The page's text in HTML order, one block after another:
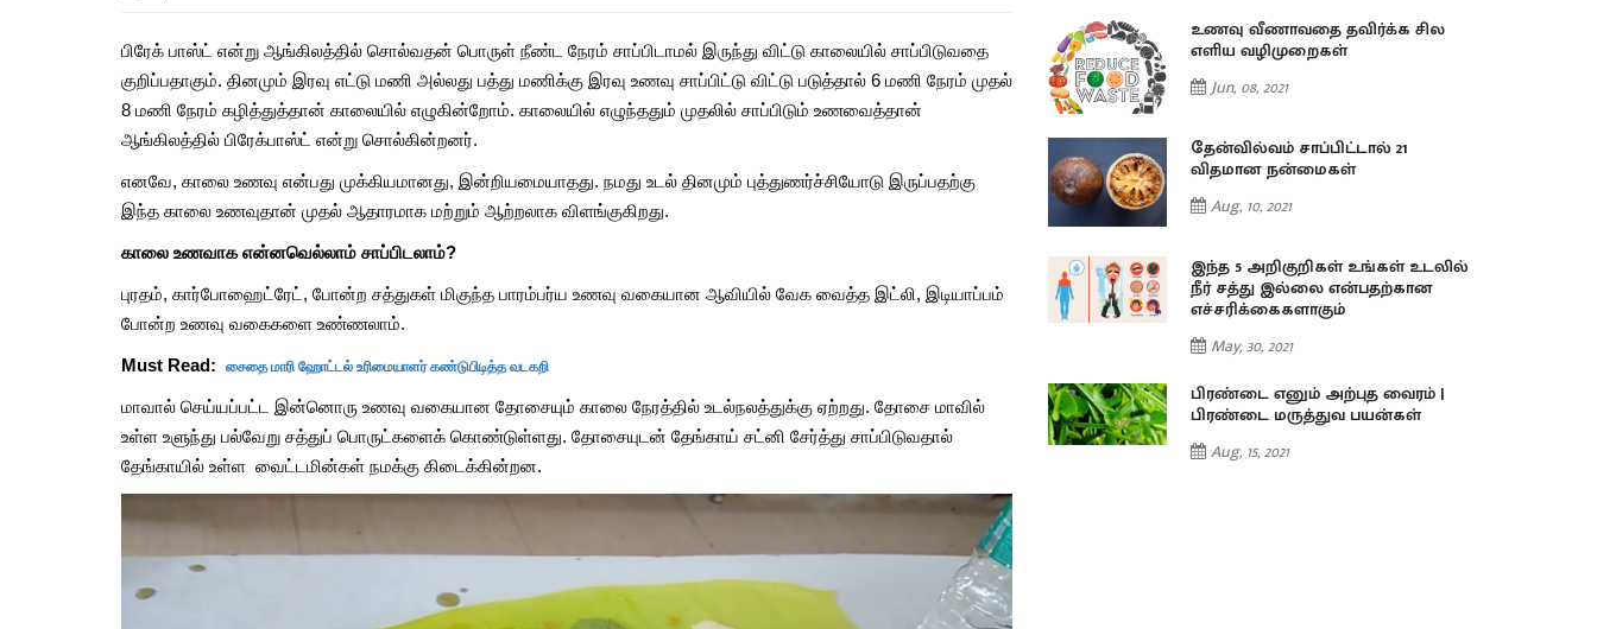
பிரேக் பாஸ்ட் என்று ஆங்கிலத்தில் சொல்வதன் பொருள் நீண்ட நேரம் சாப்பிடாமல் இருந்து விட்டு காலையில் சாப்பிடுவதை
குறிப்பதாகும். தினமும் இரவு எட்டு மணி அல்லது பத்து மணிக்கு இரவு உணவு சாப்பிட்டு விட்டு படுத்தால் 6 மணி நேரம் முதல்
8 மணி நேரம் கழித்துத்தான் காலையில் எழுகின்றோம். காலையில் எழுந்ததும் முதலில் சாப்பிடும் உணவைத்தான்
ஆங்கிலத்தில் பிரேக்பாஸ்ட் என்று சொல்கின்றனர்.
எனவே, காலை உணவு என்பது முக்கியமானது, இன்றியமையாதது. நமது உடல் தினமும் புத்துணர்ச்சியோடு இருப்பதற்கு
இந்த காலை உணவுதான் முதல் ஆதாரமாக மற்றும் ஆற்றலாக விளங்குகிறது.
காலை உணவாக என்னவெல்லாம் சாப்பிடலாம்?
புரதம், கார்போஹைட்ரேட், போன்ற சத்துகள் மிகுந்த பாரம்பர்ய உணவு வகையான ஆவியில் வேக வைத்த இட்லி, இடியாப்பம்
போன்ற உணவு வகைகளை உண்ணலாம்.
Must Read: சைதை மாரி ஹோட்டல் உரிமையாளர் கண்டுபிடித்த வடகறி
மாவால் செய்யப்பட்ட இன்னொரு உணவு வகையான தோசையும் காலை நேரத்தில் உடல்நலத்துக்கு ஏற்றது. தோசை மாவில்
உள்ள உளுந்து பல்வேறு சத்துப் பொருட்களைக் கொண்டுள்ளது. தோசையுடன் தேங்காய் சட்னி சேர்த்து சாப்பிடுவதால்
தேங்காயில் உள்ள வைட்டமின்கள் நமக்கு கிடைக்கின்றன.
எளிய வழிமுறைகள்
Jun, 08, 2021
தேன்வில்வம் சாப்பிட்டால் 21
விதமான நன்மைகள்
Aug, 10, 2021
இந்த 5 அறிகுறிகள் உங்கள் உடலில்
நீர் சத்து இல்லை என்பதற்கான
எச்சரிக்கைகளாகும்
பிரண்டை எனும் அற்புத வைரம் |
பிரண்டை மருத்துவ பயன்கள்
Aug, 15, 2021
எளிய வழிமுறைகள்
Jun, 08, 2021
விதமான நன்மைகள்
நீர் சத்து இல்லை என்பதற்கான
எச்சரிக்கைகளாகும்
பிரண்டை எனும் அற்புத வைரம் |
பிரண்டை மருத்துவ பயன்கள்
Aug, 15, 2021
உணவு வீணாவதை தவிர்க்க சில
எளிய வழிமுறைகள்
Jun, 08, 2021
தேன்வில்வம் சாப்பிட்டால் 21
விதமான நன்மைகள்
Aug, 10, 2021
இந்த 5 அறிகுறிகள் உங்கள் உடலில்
நீர் சத்து இல்லை என்பதற்கான
எச்சரிக்கைகளாகும்
May, 30, 2021
பிரண்டை எனும் அற்புத வைரம் |
பிரண்டை மருத்துவ பயன்கள்
Aug, 15, 2021